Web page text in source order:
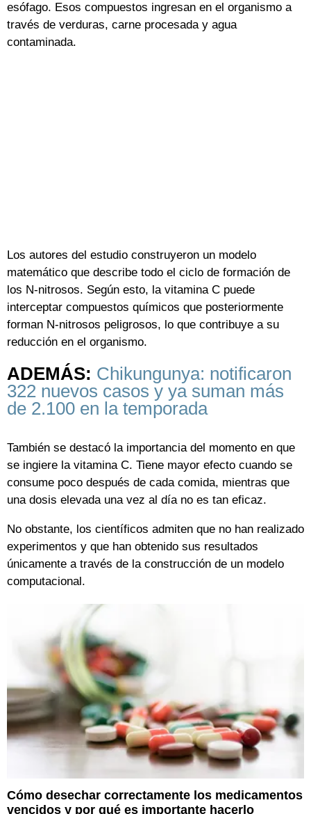
esófago. Esos compuestos ingresan en el organismo a
través de verduras, carne procesada y agua
contaminada.
Los autores del estudio construyeron un modelo
matemático que describe todo el ciclo de formación de
los N-nitrosos. Según esto, la vitamina C puede
interceptar compuestos químicos que posteriormente
forman N-nitrosos peligrosos, lo que contribuye a su
reducción en el organismo.
ADEMÁS: Chikungunya: notificaron
322 nuevos casos y ya suman más
de 2.100 en la temporada
También se destacó la importancia del momento en que
se ingiere la vitamina C. Tiene mayor efecto cuando se
consume poco después de cada comida, mientras que
una dosis elevada una vez al día no es tan eficaz.
No obstante, los científicos admiten que no han realizado
experimentos y que han obtenido sus resultados
únicamente a través de la construcción de un modelo
computacional.
Cómo desechar correctamente los medicamentos
vencidos y por qué es importante hacerlo